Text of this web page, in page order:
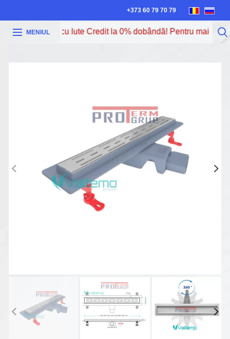
+373 60 79 70 79
MENIUL
poți procura cu Iute Credit la 0% dobândă! Pentru mai multe